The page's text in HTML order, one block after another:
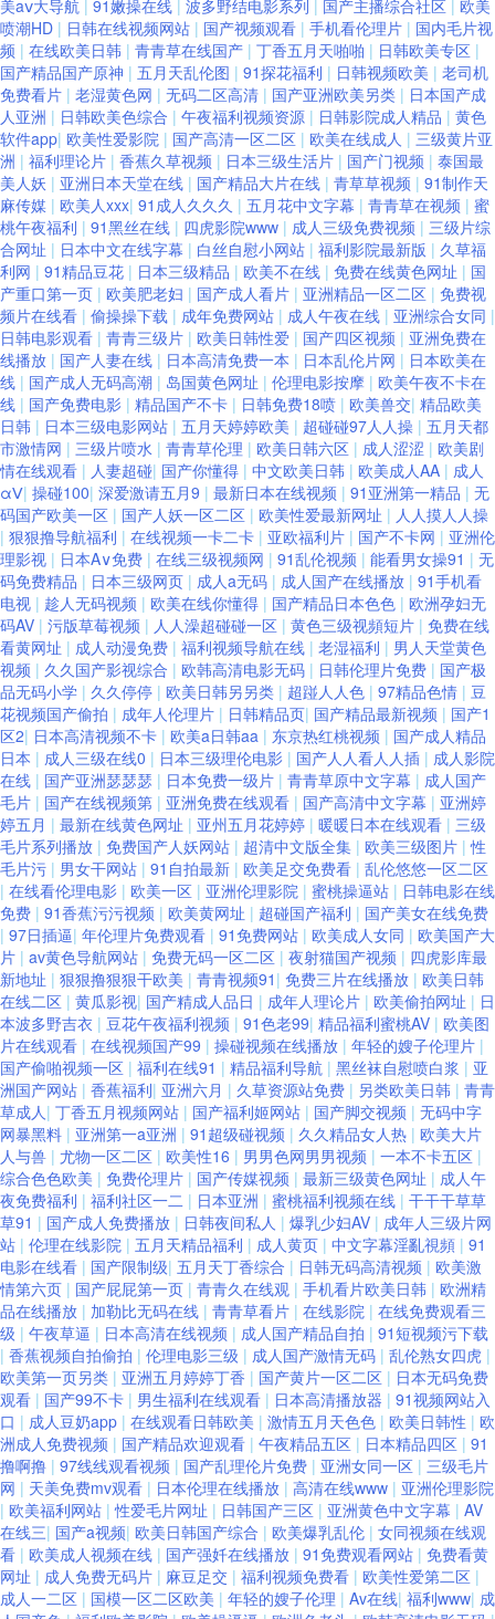
现免费看 91视频www 91电影双飞 五月天丁香网 先锋资源天堂av 日韩国产
综合系列 日韩无码夜夜操 蜜桃先锋影院 91VA精品久久 亚洲福利 日朝大片
AVcom久爱 国产精品乱轮一区二区 国产精品免费久久 成人网站免费看片91
成人在线观看av四虎 大香蕉在线官网 97午夜剧场 91蜜桃在线免费观看 91蜜
臀网 91高清视频 91n美女 51福利社区导航 亚洲成AV人国产电影 亚洲欧美国
产精品 影音先锋鲁丝 五月香av 日韩青涩网站 日韩精彩视频 色综合社区 激情
福利AV 色狼窝AV影院 91成人蜜桃在线 激情深爱中文字幕 99视频自拍在线
极品内射国产 黑丝av网站 天天综合射天天 97性交 豆花视频在线 国产精品久
久无人区 九色综合91视频网 精品精品产品精品 男人的天堂网V 日韩成人无
码一卡二卡 人妖拳交美女 男人色网天堂 狼人草伊人 久久aw精品 伊人网在9
线 91人妻白丝 老司机老湿影院 欧美性爱网第四页 男人AVAV 久久香蕉98p
男人看的黄色毛片乱码 三级AVV 肏屄直播表演黑料 九1秘片免费看 五月婷婷
欧美色日韩 91成人免费电影院 91av偷拍视频 影音先锋播A片电影 91N网站
在线se 91视频福利中文网 91偷拍网 国产精品久久不能 欧美极品第一页 日
韩影院 日韩37页 日本伊人2P 人人操免费 人妻福利95 熟女一区二区 成人亚
洲国产欧美 成人午夜福利无码 成人深夜 福利姬福利导航 九九在线热播新地
址 美女搞黄 欧美性爱A区 欧美久久一欠 97资源总站 99福利在线 97尤物导
航 91在線吧 91在免费 超碰东京人人 草莓丝瓜桃色无限污 成人三级网站 不
卡AV电影在线播放 国精自拍小草莓 韩国久久精品 国产精品一区自拍 91草莓
国内a∨ 精品人妻久久精品人妻 女优导航网站大全 欧美a在线播放 麻豆影院
在线观看一区 三级视频 婷婷五月福利资源 尤物日干日干日本干 91号豆花视
频咋观看 91九色国产爆乳 大香蕉大香蕉伊人天美 97视频在线观看岛国 伦理
片日本 日本韩国A片 日本三级99 香蕉久久不能 91爱爱网 91久久一 91色人
妻 91在线欧 草逼福利 国产成人男男影院 日韩精品AV无嘛 自拍自慰视频 91
网亚瑟 AV直通车永久网站 超碰69 国产有码 91传媒网视频网 91抖音官网 午
夜福利视频国产一区 成人剧场 激情文学久久网 91国产福利在线 91岛国熟女
am 91精品国产一级毛 www大香蕉com 午夜成人福利导航 久久这里只有精
品99 91cn免费网站 91午夜福利片电影 五月天停停影院 影音先锋日韩资源
激情小说亚洲视频网站 色情91网站 影音先锋中文字幕资源 91老司机视频影
美aⅴ大导航 91嫩操在线 波多野结电影系列 国产主播综合社区 欧美
喷潮HD | 日韩在线视频网站 | 国产视频观看 | 手机看伦理片 | 国内毛片视
频 | 在线欧美日韩 | 青青草在线国产 | 丁香五月天啪啪 | 日韩欧美专区 |
国产精品国产原神 | 五月天乱伦图 | 91探花福利 | 日韩视频欧美 | 老司机
免费看片 | 老湿黄色网 | 无码二区高清 | 国产亚洲欧美另类 | 日本国产成
人亚洲 | 日韩欧美色综合 | 午夜福利视频资源 | 日韩影院成人精品 | 黄色
软件app| 欧美性爱影院 | 国产高清一区二区 | 欧美在线成人 | 三级黄片亚
洲 | 福利理论片 | 香蕉久草视频 | 日本三级生活片 | 国产门视频 | 泰国最
美人妖 | 亚洲日本天堂在线 | 国产精品大片在线 | 青草草视频 | 91制作天
麻传媒 | 欧美人xxx| 91成人久久久 | 五月花中文字幕 | 青青草在视频 | 蜜
桃午夜福利 | 91黑丝在线 | 四虎影院www | 成人三级免费视频 | 三级片综
合网址 | 日本中文在线字幕 | 白丝自慰小网站 | 福利影院最新版 | 久草福
利网 | 91精品豆花 | 日本三级精品 | 欧美不在线 | 免费在线黄色网址 | 国
产重口第一页 | 欧美肥老妇 | 国产成人看片 | 亚洲精品一区二区 | 免费视
频片在线看 | 偷操操下载 | 成年免费网站 | 成人午夜在线 | 亚洲综合女同 |
日韩电影观看 | 青青三级片 | 欧美日韩性爱 | 国产四区视频 | 亚洲免费在
线播放 | 国产人妻在线 | 日本高清免费一本 | 日本乱伦片网 | 日本欧美在
线 | 国产成人无码高潮 | 岛国黄色网址 | 伦理电影按摩 | 欧美午夜不卡在
线 | 国产免费电影 | 精品国产不卡 | 日韩免费18喷 | 欧美兽交| 精品欧美
日韩 | 日本三级电影网站 | 五月天婷婷欧美 | 超碰碰97人人操 | 五月天都
市激情网 | 三级片喷水 | 青青草伦理 | 欧美日韩六区 | 成人涩涩 | 欧美剧
情在线观看 | 人妻超碰| 国产你懂得 | 中文欧美日韩 | 欧美成人AA | 成人
αⅤ| 操碰100| 深爱激请五月9 | 最新日本在线视频 | 91亚洲第一精品 | 无
码国产欧美一区 | 国产人妖一区二区 | 欧美性爱最新网址 | 人人摸人人操
| 狠狠撸导航福利 | 在线视频一卡二卡 | 亚欧福利片 | 国产不卡网 | 亚洲伦
理影视 | 日本A∨免费 | 在线三级视频网 | 91乱伦视频 | 能看男女操91 | 无
码免费精品 | 日本三级网页 | 成人a无码 | 成人国产在线播放 | 91手机看
电视 | 趁人无码视频 | 欧美在线你懂得 | 国产精品日本色色 | 欧洲孕妇无
码AV | 污版草莓视频 | 人人澡超碰碰一区 | 黄色三级视頻短片 | 免费在线
看黄网址 | 成人动漫免费 | 福利视频导航在线 | 老湿福利 | 男人天堂黄色
视频 | 久久国产影视综合 | 欧韩高清电影无码 | 日韩伦理片免费 | 国产极
品无码小学 | 久久停停 | 欧美日韩另另类 | 超踫人人色 | 97精品色情 | 豆
花视频国产偷拍 | 成年人伦理片 | 日韩精品页| 国产精品最新视频 | 国产1
区2| 日本高清视频不卡 | 欧美a日韩aa | 东京热红桃视频 | 国产成人精品
日本 | 成人三级在线0 | 日本三级理伦电影 | 国产人人看人人插 | 成人影院
在线 | 国产亚洲瑟瑟瑟 | 日本免费一级片 | 青青草原中文字幕 | 成人国产
毛片 | 国产在线视频第 | 亚洲免费在线观看 | 国产高清中文字幕 | 亚洲婷
婷五月 | 最新在线黄色网址 | 亚州五月花婷婷 | 暖暖日本在线观看 | 三级
毛片系列播放 | 免费国产人妖网站 | 超清中文版全集 | 欧美三级图片 |性
毛片污 | 男女干网站 | 91自拍最新 | 欧美足交免费看 | 乱伦悠悠一区二区
| 在线看伦理电影 | 欧美一区 | 亚洲伦理影院 | 蜜桃操逼站 | 日韩电影在线
免费 | 91香蕉污污视频 | 欧美黄网址 | 超碰国产福利 | 国产美女在线免费
| 97日插逼| 年伦理片免费观看 | 91免费网站 | 欧美成人女同 | 欧美国产大
片 | av黄色导航网站 | 免费无码一区二区 | 夜射猫国产视频 | 四虎影库最
新地址 | 狠狠撸狠狠干欧美 | 青青视频91 | 免费三片在线播放 | 欧美日韩
在线二区 | 黄瓜影视| 国产精成人品日 | 成年人理论片 | 欧美偷拍网址 | 日
本波多野吉衣 | 豆花午夜福利视频 | 91色老99| 精品福利蜜桃AV | 欧美图
片在线观看 | 在线视频国产99 | 操碰视频在线播放 | 年轻的嫂子伦理片 |
国产偷啪视频一区 | 福利在线91 | 精品福利导航 | 黑丝袜自慰喷白浆 | 亚
洲国产网站 | 香蕉福利| 亚洲六月 | 久草资源站免费 | 另类欧美日韩 | 青青
草成人| 丁香五月视频网站 | 国产福利姬网站 | 国产脚交视频 | 无码中字
网暴黑料 | 亚洲第一a亚洲 | 91超级碰视频 | 久久精品女人热 | 欧美大片
人与兽 | 尤物一区二区 | 欧美性16 | 男男色网男男视频 | 一本不卡五区 |
综合色色欧美 | 免费伦理片 | 国产传媒视频 | 最新三级黄色网址 | 成人午
夜免费福利 | 福利社区一二 | 日本亚洲 | 蜜桃福利视频在线 | 干干干草草
草91 | 国产成人免费播放 | 日韩夜间私人 | 爆乳少妇AV | 成年人三级片网
站 | 伦理在线影院 | 五月天精品福利 | 成人黄页 | 中文字幕淫亂視頻 | 91
电影在线看 | 国产限制级| 五月天丁香综合 | 日韩无码高清视频 | 欧美激
情第六页 | 国产屁屁第一页 | 青青久在线观 | 手机看片欧美日韩 | 欧洲精
品在线播放 | 加勒比无码在线 | 青青草看片 | 在线影院 | 在线免费观看三
级 | 午夜草逼 | 日本高清在线视频 | 成人国产精品自拍 | 91短视频污下载
| 香蕉视频自拍偷拍 | 伦理电影三级 | 成人国产激情无码 | 乱伦熟女四虎 |
欧美第一页另类 | 亚洲五月婷婷丁香 | 国产黄片一区二区 | 日本无码免费
观看 | 国产99不卡 | 男生福利在线观看 | 日本高清播放器 | 91视频网站入
口 | 成人豆奶app | 在线观看日韩欧美 | 激情五月天色色 | 欧美日韩性 | 欧
洲成人免费视频 | 国产精品欢迎观看 | 午夜精品五区 | 日本精品四区 | 91
撸啊撸 | 97线线观看视频 | 国产乱理伦片免费 | 亚洲女同一区 | 三级毛片
网 | 天美免费mv观看 | 日本伦理在线播放 | 高清在线www | 亚洲伦理影院
| 欧美福利网站 |性爱毛片网址 | 日韩国产三区 | 亚洲黄色中文字幕 | AV
在线三| 国产a视频| 欧美日韩国产综合 | 欧美爆乳乱伦 | 女同视频在线观
看 | 欧美成人视频在线 | 国产强奷在线播放 | 91免费观看网站 | 免费看黄
网址 | 成人免费无码片 | 麻豆足交 | 福利视频免费看 | 欧美性爱第二区 |
成人一二区 | 国模一区二区欧美 | 年轻的嫂子伦理 | Av在线| 福利www| 成